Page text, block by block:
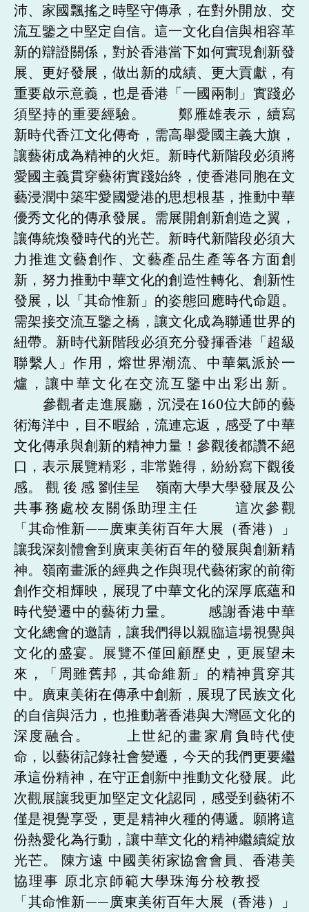
沛、家國飄搖之時堅守傳承，在對外開放、交
流互鑒之中堅定自信。這一文化自信與相容革
新的辯證關係，對於香港當下如何實現創新發
展、更好發展，做出新的成績、更大貢獻，有
重要啟示意義，也是香港「一國兩制」實踐必
須堅持的重要經驗。 鄭雁雄表示，續寫
新時代香江文化傳奇，需高舉愛國主義大旗，
讓藝術成為精神的火炬。新時代新階段必須將
愛國主義貫穿藝術實踐始終，使香港同胞在文
藝浸潤中築牢愛國愛港的思想根基，推動中華
優秀文化的傳承發展。需展開創新創造之翼，
讓傳統煥發時代的光芒。新時代新階段必須大
力推進文藝創作、文藝產品生產等各方面創
新，努力推動中華文化的創造性轉化、創新性
發展，以「其命惟新」的姿態回應時代命題。
需架接交流互鑒之橋，讓文化成為聯通世界的
紐帶。新時代新階段必須充分發揮香港「超級
聯繫人」作用，熔世界潮流、中華氣派於一
爐，讓中華文化在交流互鑒中出彩出新。
參觀者走進展廳，沉浸在160位大師的藝
術海洋中，目不暇給，流連忘返，感受了中華
文化傳承與創新的精神力量！參觀後都讚不絕
口，表示展覽精彩，非常難得，紛紛寫下觀後
感。 觀 後 感 劉佳呈 嶺南大學大學發展及公
共事務處校友關係助理主任 這次參觀
「其命惟新——廣東美術百年大展（香港）」
讓我深刻體會到廣東美術百年的發展與創新精
神。嶺南畫派的經典之作與現代藝術家的前衛
創作交相輝映，展現了中華文化的深厚底蘊和
時代變遷中的藝術力量。 感謝香港中華
文化總會的邀請，讓我們得以親臨這場視覺與
文化的盛宴。展覽不僅回顧歷史，更展望未
來，「周雖舊邦，其命維新」的精神貫穿其
中。廣東美術在傳承中創新，展現了民族文化
的自信與活力，也推動著香港與大灣區文化的
深度融合。 上世紀的畫家肩負時代使
命，以藝術記錄社會變遷，今天的我們更要繼
承這份精神，在守正創新中推動文化發展。此
次觀展讓我更加堅定文化認同，感受到藝術不
僅是視覺享受，更是精神火種的傳遞。願將這
份熱愛化為行動，讓中華文化的精神繼續綻放
光芒。 陳方遠 中國美術家協會會員、香港美
協理事 原北京師範大學珠海分校教授
「其命惟新——廣東美術百年大展（香港）」